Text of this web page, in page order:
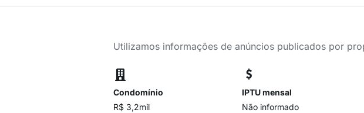
Utilizamos informações de anúncios publicados por
Condomínio
R$ 3,2mil
IPTU mensal
Não informado